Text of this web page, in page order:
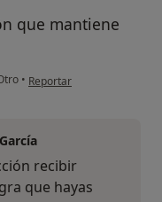
que mantiene
• en opinión del usuario AL
Reportar
recibir
que hayas